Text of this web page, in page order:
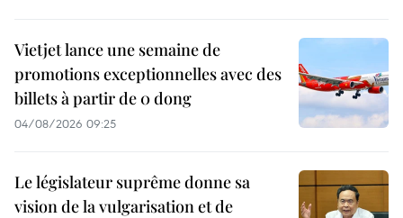
Vietjet lance une semaine de
promotions exceptionnelles avec des
billets à partir de 0 dong
04/08/2026 09:25
Le législateur suprême donne sa
vision de la vulgarisation et de